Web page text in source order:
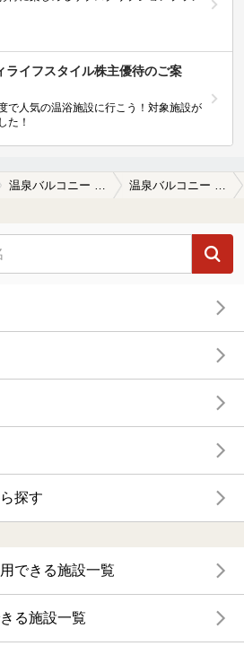
ライフスタイル株主優待のご案
で人気の温浴施設に行こう！対象施設が
た！
探す
できる施設一覧
る施設一覧